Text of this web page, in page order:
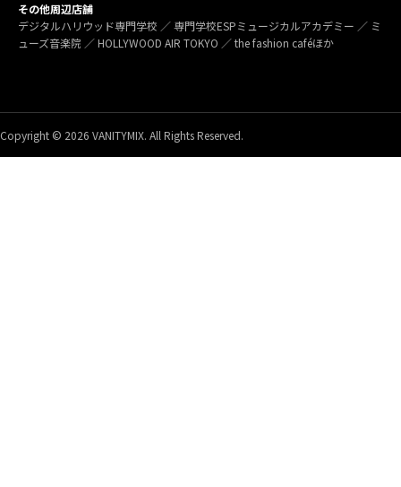
その他周辺店舗
デジタルハリウッド専門学校 ／ 専門学校ESPミュージカルアカデミー ／ ミ
ューズ音楽院 ／ HOLLYWOOD AIR TOKYO ／ the fashion caféほか
Copyright © 2026 VANITYMIX. All Rights Reserved.